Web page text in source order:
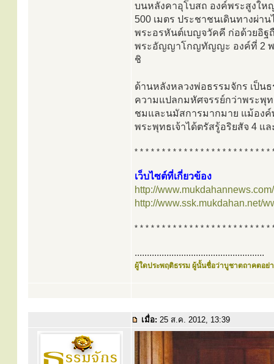
บนหลังคาอุโบสถ องค์พระสูงใ
500 เมตร ประชาชนเดินทางผ่า
พระอรหันต์เบญจวัคคี ก่อด้วยอิฐ
พระอัญญาโกญทัญญะ องค์ที่ 2 พ
ชิ
ด้านหลังหลวงพ่อธรรมจักร เป็น
ความแปลกมหัศจรรย์กว่าพระพุ
ชมและนมัสการมากมาย แม้องค์
พระพุทธเจ้าได้ตรัสรู้อริยสัจ 4 แ
* * * * * * * * * * * * * * * * * * * * * * * * *
เว็บไซต์ที่เกี่ยวข้อง
http://
http://www.ssk.mukdahan.net/
* * * * * * * * * * * * * * * * * * * * * * * * *
.....................................................
ผู้ใดประพฤติธรรม ผู้นั้นชื่อว่าบูชาตถาคตอย่า
เมื่อ: 25 ส.ค. 2012, 13:39